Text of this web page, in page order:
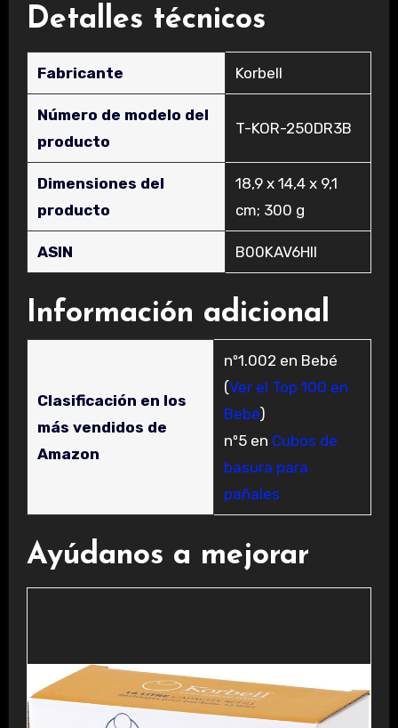
Detalles técnicos
Fabricante ‎Korbell
Número de modelo del
producto
‎T-KOR-250DR3B
Dimensiones del
producto
‎18,9 x 14,4 x 9,1
cm; 300 g
ASIN ‎B00KAV6HII
Información adicional
Clasificación en los
más vendidos de
Amazon
nº1.002 en Bebé
(Ver el Top 100 en
Bebé)
nº5 en Cubos de
basura para
pañales
Ayúdanos a mejorar